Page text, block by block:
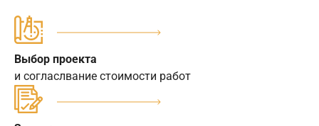
Выбор проекта
и согласлвание стоимости работ